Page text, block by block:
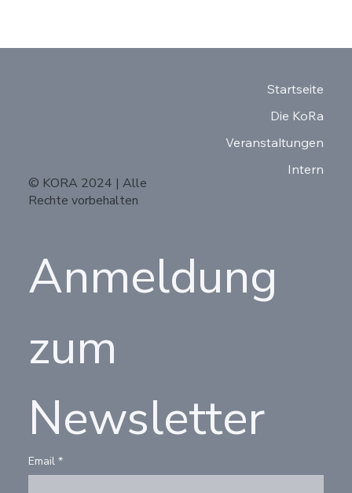
© KORA 2024 | Alle
Rechte vorbehalten
Anmeldung
zum
Newsletter
Email *
Startseite
Die KoRa
Veranstaltungen
Intern